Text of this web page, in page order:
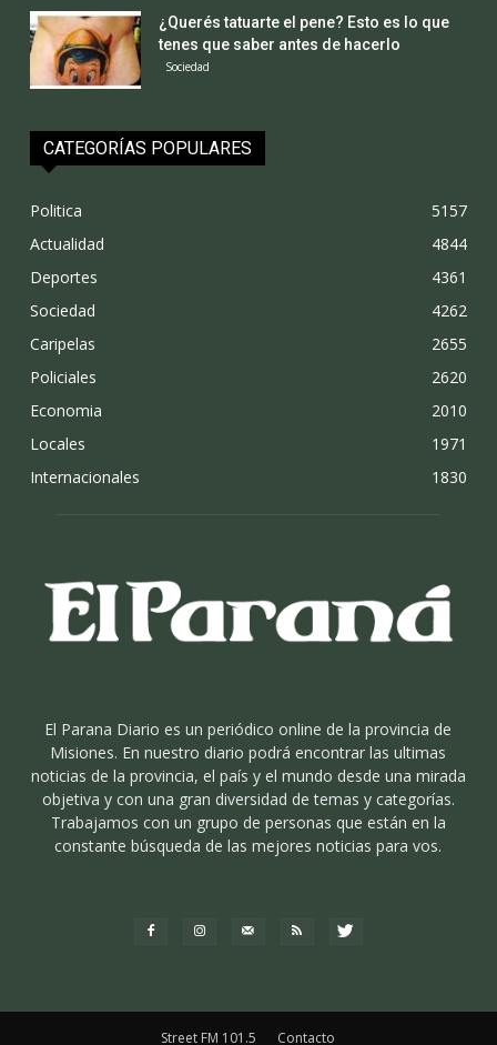
¿Querés tatuarte el pene? Esto es lo que
tenes que saber antes de hacerlo
Sociedad
CATEGORÍAS POPULARES
Politica
5157
Actualidad
4844
Deportes
4361
Sociedad
4262
Caripelas
2655
Policiales
2620
Economia
2010
Locales
1971
Internacionales
1830
El Parana Diario es un periódico online de la provincia de
Misiones. En nuestro diario podrá encontrar las ultimas
noticias de la provincia, el país y el mundo desde una mirada
objetiva y con una gran diversidad de temas y categorías.
Trabajamos con un grupo de personas que están en la
constante búsqueda de las mejores noticias para vos.
Street FM 101.5 Contacto